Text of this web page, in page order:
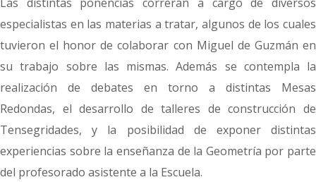
especialistas en las materias a tratar, algunos de los cuales
tuvieron el honor de colaborar con Miguel de Guzmán en
su trabajo sobre las mismas. Además se contempla la
realización de debates en torno a distintas Mesas
Redondas, el desarrollo de talleres de construcción de
Tensegridades, y la posibilidad de exponer distintas
experiencias sobre la enseñanza de la Geometría por parte
del profesorado asistente a la Escuela.